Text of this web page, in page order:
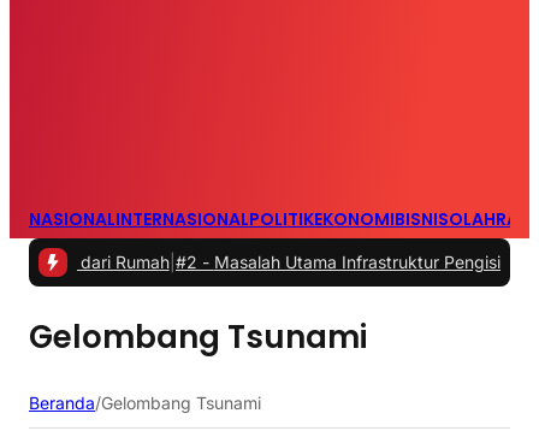
NASIONALINTERNASIONALPOLITIKEKONOMIBISNIS
dari Rumah| #2 -Masalah Utama Infrastruktur Pengisian Daya
Gelombang Tsunami
Beranda/Gelombang Tsunami